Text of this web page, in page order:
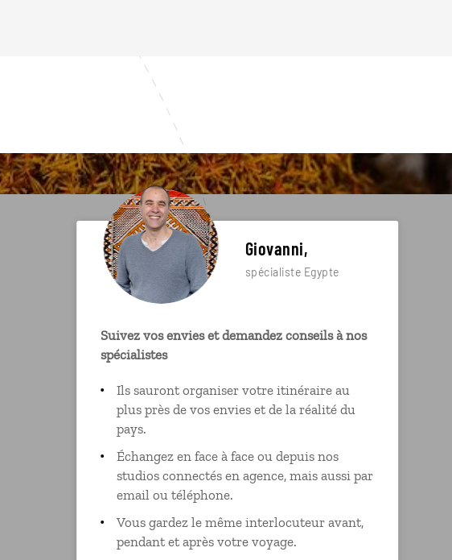
Giovanni,
spécialiste Egypte
Suivez vos envies et demandez conseils à nos
spécialistes
Ils sauront organiser votre itinéraire au
plus près de vos envies et de la réalité du
pays.
Échangez en face à face ou depuis nos
studios connectés en agence, mais aussi par
email ou téléphone.
Vous gardez le même interlocuteur avant,
pendant et après votre voyage.